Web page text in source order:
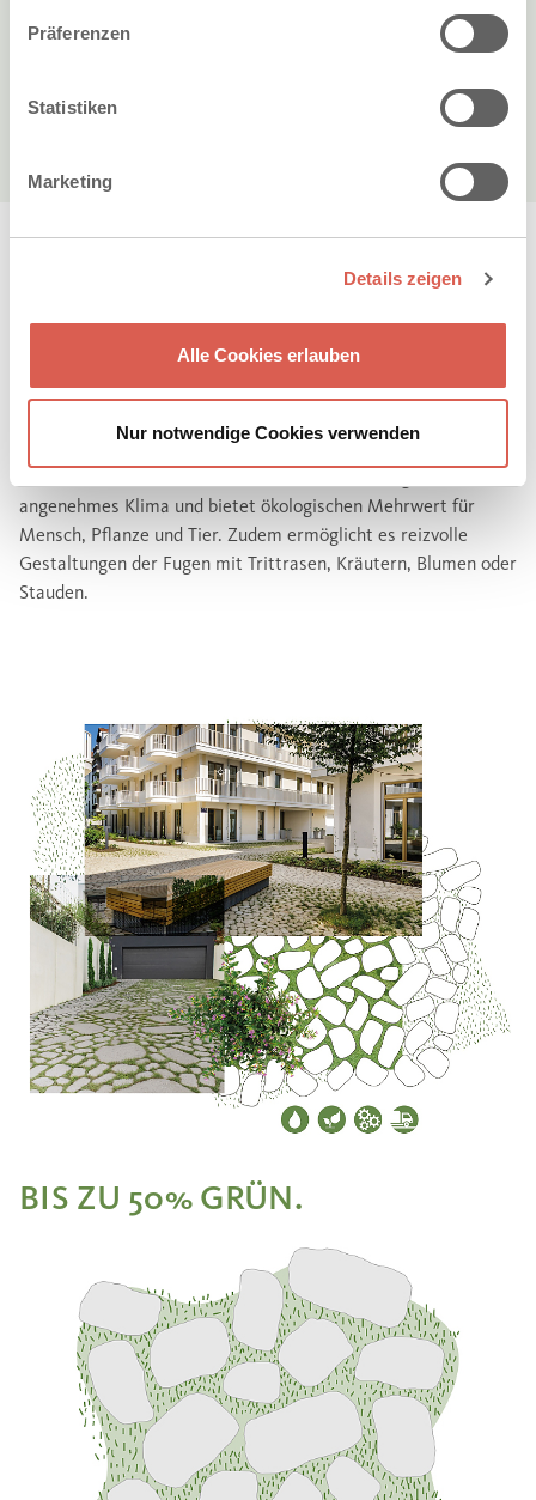
Präferenzen
Statistiken
Marketing
Details zeigen
Alle Cookies erlauben
Nur notwendige Cookies verwenden
Lebendiger Lebensraum – natürliches Wohlfühlklima.
ARENA®Vegetationsfugen schaffen Lebensraum für Flora und
®
angenehmes Klima und bietet ökologischen Mehrwert für
Mensch, Pflanze und Tier. Zudem ermöglicht es reizvolle
Gestaltungen der Fugen mit Trittrasen, Kräutern, Blumen oder
Stauden.
BIS ZU 50% GRÜN.